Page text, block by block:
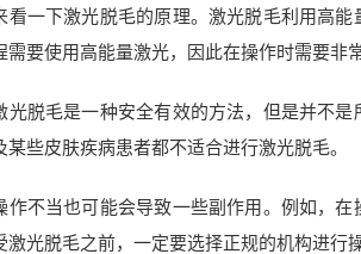
看一下激光脱毛的原理。激光脱毛利用高
需要使用高能量激光，因此在操作时需要非
光脱毛是一种安全有效的方法，但是并不
某些皮肤疾病患者都不适合进行激光脱毛。
作不当也可能会导致一些副作用。例如，
激光脱毛之前，一定要选择正规的机构进行